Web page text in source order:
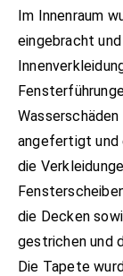
Im Innenraum
eingebracht
angefertigt und
die
die Decken
gestrichen und
Die Tapete